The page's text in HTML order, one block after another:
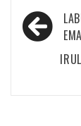
zehar